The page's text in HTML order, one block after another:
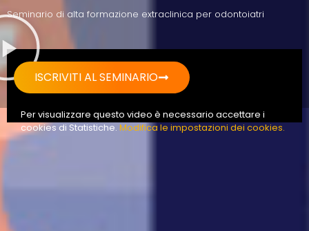
Seminario di alta formazione extraclinica per odontoiatri
Per visualizzare questo video è necessario accettare i
cookies di Statistiche. Modifica le impostazioni dei cookies.
ISCRIVITI AL SEMINARIO